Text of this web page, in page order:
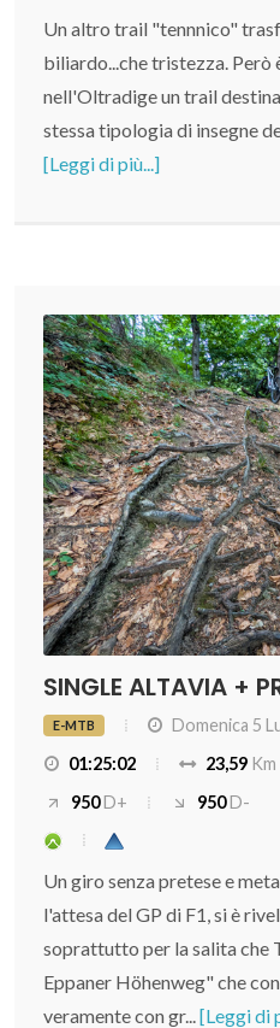
Un altro trail "tennnico"
biliardo...che tristezza. Però
nell'Oltradige un trail
stessa tipologia di insegne
[Leggi di più...]
SINGLE ALTAVIA +
E-MTB
Domenica 5
01:25:02
23,59 Km
950D+ 950D-
Un giro senza pretese e
l'attesa del GP di F1, si è
soprattutto per la salita che
Eppaner Höhenweg" che
veramente con gr...[Leggi di